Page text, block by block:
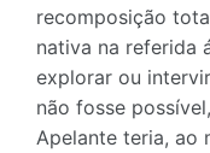
recomposição
nativa na referida
explorar ou
não fosse
Apelante teria, ao